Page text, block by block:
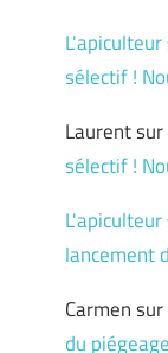
L'apiculteur
sélectif !
Laurentsur
sélectif !
L'apiculteur
lancement
Carmensur
du